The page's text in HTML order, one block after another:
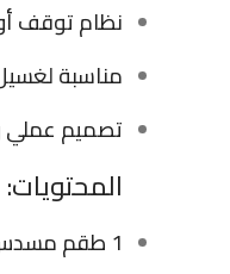
نظام توقف
مناسبة
تصميم عملي
المحتويات:
1 طقم مسدس رش ماء